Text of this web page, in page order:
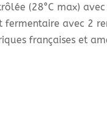
(28°C max)
avec 2
françaises et